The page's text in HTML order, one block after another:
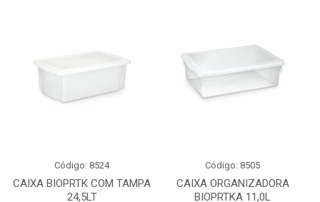
CAIXA BIOPRTK COM TAMPA
24,5LT
Código: 8524
CAIXA ORGANIZADORA
BIOPRTKA 11,0L
Código: 8505